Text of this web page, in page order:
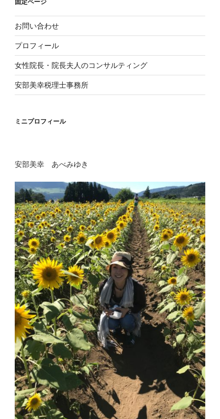
固定ページ
お問い合わせ
プロフィール
女性院長・院長夫人のコンサルティング
安部美幸税理士事務所
ミニプロフィール
安部美幸 あべみゆき